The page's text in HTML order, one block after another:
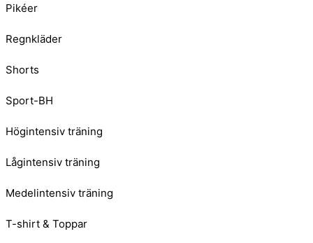
Pikéer
Regnkläder
Shorts
Sport-BH
Högintensiv träning
Lågintensiv träning
Medelintensiv träning
T-shirt & Toppar